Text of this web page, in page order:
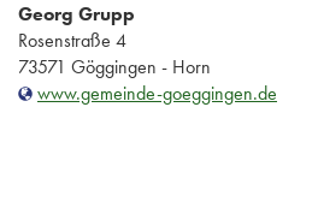
Georg Grupp
Rosenstraße 4
73571 Göggingen - Horn
www.gemeinde-goeggingen.de